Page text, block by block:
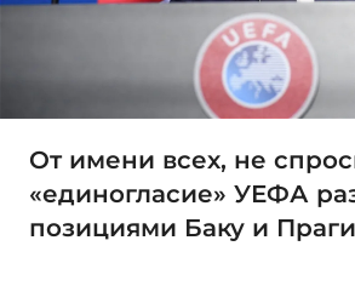
От имени всех, не
«единогласие» УЕФА
позициями Баку и Праги